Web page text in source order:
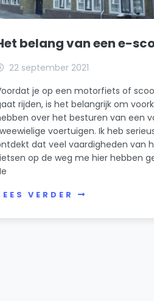
belang van een e-
22 september 2021
je op een motorfiets of
rijden, is het belangrijk om
over het besturen van een
voertuigen. Ik heb
dat veel vaardigheden van
op de weg me hier hebben
VERDER